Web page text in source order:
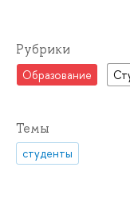
Рубрики
Образование
Темы
студенты